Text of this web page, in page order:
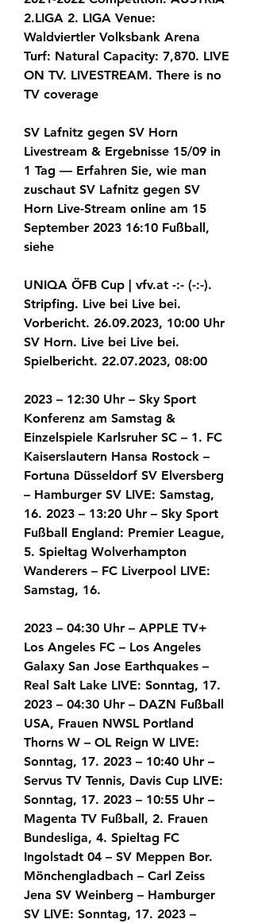
2.LIGA 2. LIGA Venue:
Waldviertler Volksbank Arena
Turf: Natural Capacity: 7,870. LIVE
ON TV. LIVESTREAM. There is no
TV coverage
SV Lafnitz gegen SV Horn
Livestream & Ergebnisse 15/09 in
1 Tag — Erfahren Sie, wie man
zuschaut SV Lafnitz gegen SV
Horn Live-Stream online am 15
September 2023 16:10 Fußball,
siehe
UNIQA ÖFB Cup | vfv.at -:- (-:-).
Stripfing. Live bei Live bei.
Vorbericht. 26.09.2023, 10:00 Uhr
SV Horn. Live bei Live bei.
Spielbericht. 22.07.2023, 08:00
2023 – 12:30 Uhr – Sky Sport
Konferenz am Samstag &
Einzelspiele Karlsruher SC – 1. FC
Kaiserslautern Hansa Rostock –
Fortuna Düsseldorf SV Elversberg
– Hamburger SV LIVE: Samstag,
16. 2023 – 13:20 Uhr – Sky Sport
Fußball England: Premier League,
5. Spieltag Wolverhampton
Wanderers – FC Liverpool LIVE:
Samstag, 16.
2023 – 04:30 Uhr – APPLE TV+
Los Angeles FC – Los Angeles
Galaxy San Jose Earthquakes –
Real Salt Lake LIVE: Sonntag, 17.
2023 – 04:30 Uhr – DAZN Fußball
USA, Frauen NWSL Portland
Thorns W – OL Reign W LIVE:
Sonntag, 17. 2023 – 10:40 Uhr –
Servus TV Tennis, Davis Cup LIVE:
Sonntag, 17. 2023 – 10:55 Uhr –
Magenta TV Fußball, 2. Frauen
Bundesliga, 4. Spieltag FC
Ingolstadt 04 – SV Meppen Bor.
Mönchengladbach – Carl Zeiss
Jena SV Weinberg – Hamburger
SV LIVE: Sonntag, 17. 2023 –